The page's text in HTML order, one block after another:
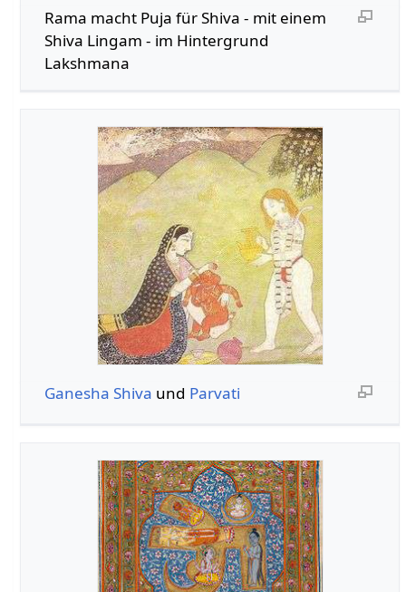
Rama macht Puja für Shiva - mit einem
Shiva Lingam - im Hintergrund
Lakshmana
Ganesha Shiva und Parvati